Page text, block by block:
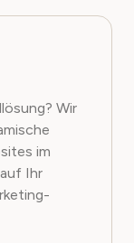
Wir
im
Ihr